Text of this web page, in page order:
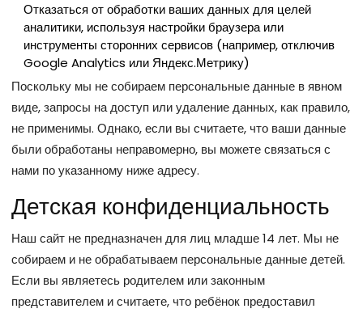
Отказаться от обработки ваших данных для целей
аналитики, используя настройки браузера или
инструменты сторонних сервисов (например, отключив
Google Analytics или Яндекс.Метрику)
Поскольку мы не собираем персональные данные в явном
виде, запросы на доступ или удаление данных, как правило,
не применимы. Однако, если вы считаете, что ваши данные
были обработаны неправомерно, вы можете связаться с
нами по указанному ниже адресу.
Детская конфиденциальность
Наш сайт не предназначен для лиц младше 14 лет. Мы не
собираем и не обрабатываем персональные данные детей.
Если вы являетесь родителем или законным
представителем и считаете, что ребёнок предоставил